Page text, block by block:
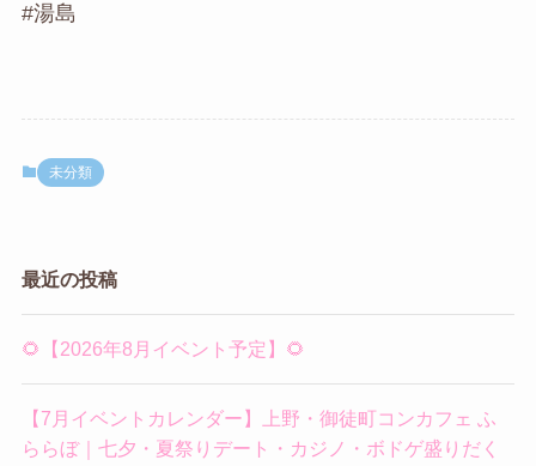
#湯島
未分類
最近の投稿
🌻【2026年8月イベント予定】🌻
【7月イベントカレンダー】上野・御徒町コンカフェ ふ
ららぼ｜七夕・夏祭りデート・カジノ・ボドゲ盛りだく